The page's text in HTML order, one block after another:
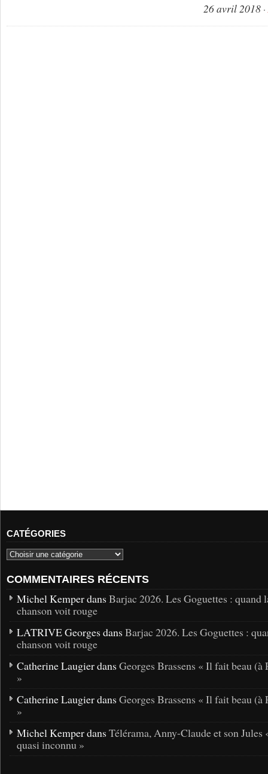
26 avril 2018
CATÉGORIES
COMMENTAIRES RÉCENTS
Michel Kemper dans Barjac 2026. Les Goguettes : quand
chanson voit rouge
LATRIVE Georges dans Barjac 2026. Les Goguettes :
chanson voit rouge
Catherine Laugier dans Georges Brassens « Il fait beau (à
»
Catherine Laugier dans Georges Brassens « Il fait beau (à
»
Michel Kemper dans Télérama, Anny-Claude et son Jules
quasi inconnu »